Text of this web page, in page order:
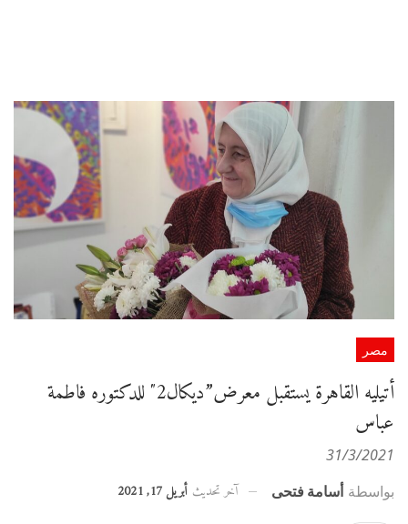
مصر
أتيليه القاهرة يستقبل معرض”ديكال2″ للدكتوره فاطمة
عباس
31/3/2021
بواسطة أسامة فتحى آخر تحديث أبريل 17, 2021